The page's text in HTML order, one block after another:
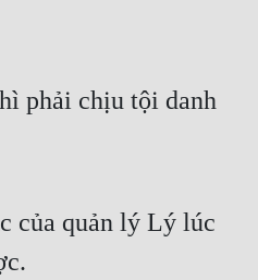
phải chịu tội danh
của quản lý Lý lúc